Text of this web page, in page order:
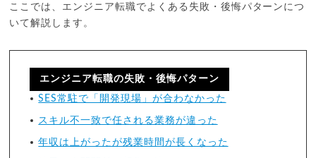
ここでは、エンジニア転職でよくある失敗・後悔パターンにつ
いて解説します。
エンジニア転職の失敗・後悔パターン
SES常駐で「開発現場」が合わなかった
スキル不一致で任される業務が違った
年収は上がったが残業時間が長くなった